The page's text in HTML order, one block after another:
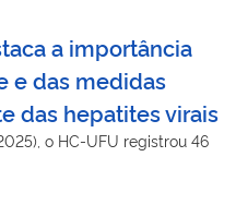
a importância
e das medidas
das hepatites virais
o HC-UFU registrou 46